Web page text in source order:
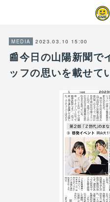
MEDIA 2023.03.10 15:00
📰今日の山陽新聞で
ッフの思いを載せて